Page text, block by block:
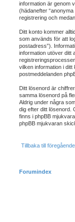
information är genom
(hädanefter
registrering och
Ditt konto kommer
som används för att
postadress”).
information utöver ditt
vilken information i
postmeddelanden
Ditt lösenord är
samma lösenord på
Aldrig under några
dig efter ditt lösenord.
finns i phpBB
phpBB mjukvaran
Tillbaka till
Forumindex